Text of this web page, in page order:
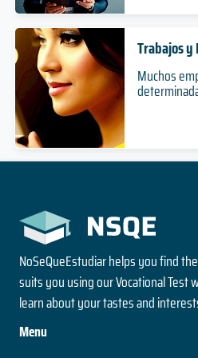
2 años
Duración
Doctorado
Nivel
Presencial
Modalidad
4 años
Duración
Doctorado
Nivel
Presencial
Modalidad
Duración
Especialización
Nivel
Presencial
Modalidad
Programa de
Especialización
Nivel
Presencial
Modalidad
Adultos
Presencial
Modalidad
Bioquímica
5 años
Duración
Grado
Modalidad
Derecho
5 años
Duración
2 años
Magíster
Nivel
Presencial
Modalidad
Ciencias Vegetales
Magíster
Nivel
Presencial
Modalidad
Desarrollo Rural
Trabajos y
Muchos
NoSeQueEstudiar helps you find
suits you using our Vocational Test
learn about your tastes and
Menu